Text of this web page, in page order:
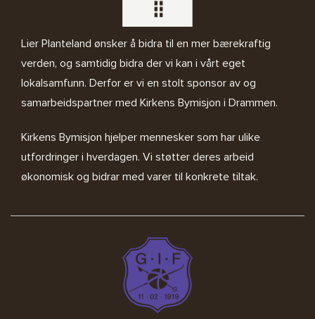
Lier Planteland ønsker å bidra til en mer bærekraftig
verden, og samtidig bidra der vi kan i vårt eget
lokalsamfunn. Derfor er vi en stolt sponsor av og
samarbeidspartner med Kirkens Bymisjon i Drammen.
Kirkens Bymisjon hjelper mennesker som har ulike
utfordringer i hverdagen. Vi støtter deres arbeid
økonomisk og bidrar med varer til konkrete tiltak.